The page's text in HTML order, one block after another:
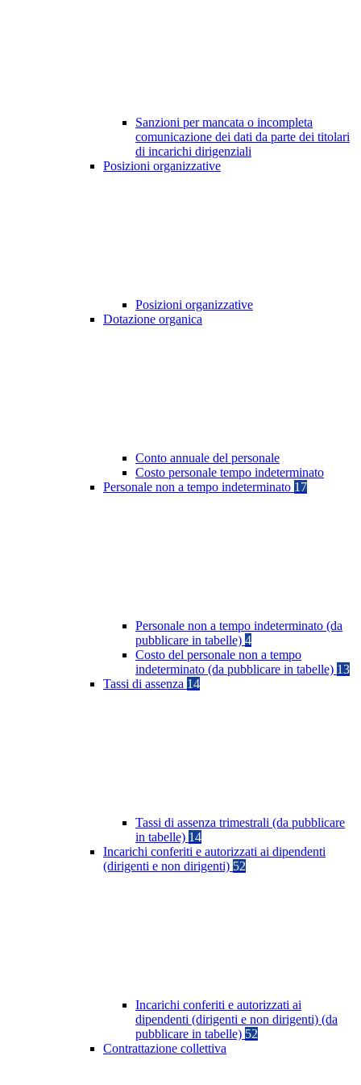
Sanzioni per mancata o incompleta
comunicazione dei dati da parte dei titolari
di incarichi dirigenziali
Posizioni organizzative
Posizioni organizzative
Dotazione organica
Conto annuale del personale
Costo personale tempo indeterminato
Personale non a tempo indeterminato 17
Personale non a tempo indeterminato (da
pubblicare in tabelle) 4
Costo del personale non a tempo
indeterminato (da pubblicare in tabelle) 13
Tassi di assenza 14
Tassi di assenza trimestrali (da pubblicare
in tabelle) 14
Incarichi conferiti e autorizzati ai dipendenti
(dirigenti e non dirigenti) 52
Incarichi conferiti e autorizzati ai
dipendenti (dirigenti e non dirigenti) (da
pubblicare in tabelle) 52
Contrattazione collettiva